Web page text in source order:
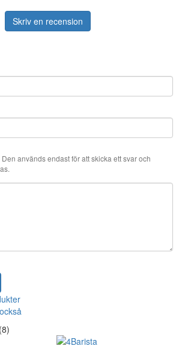
Skriv en recension
används endast för att skicka ett svar och